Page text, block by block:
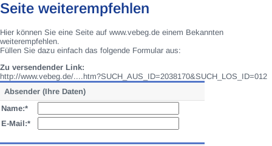
Seite weiterempfehlen
Hier können Sie eine Seite auf www.vebeg.de einem Bekannten
weiterempfehlen.
Füllen Sie dazu einfach das folgende Formular aus:
Zu versendender Link:
http://www.vebeg.de/....htm?SUCH_AUS_ID=2038170&SUCH_LOS_ID=012
Absender (Ihre Daten)
Name:*
E-Mail:*